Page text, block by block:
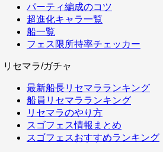
パーティ編成のコツ
超進化キャラ一覧
船一覧
フェス限所持率チェッカー
リセマラ/ガチャ
最新船長リセマラランキング
船員リセマラランキング
リセマラのやり方
スゴフェス情報まとめ
スゴフェスおすすめランキング